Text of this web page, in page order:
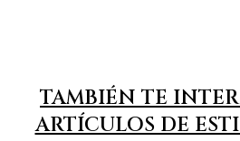
TAMBIÉN TE
ARTÍCULOS DE